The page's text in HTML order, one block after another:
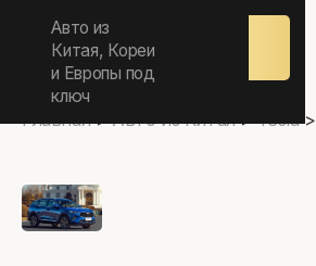
Авто из
Китая, Кореи
и Европы под
ключ
Оставить
заявку
Главная>Авто из Китая>Tesla>